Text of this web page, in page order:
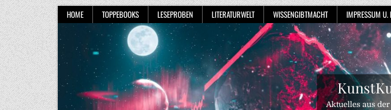
Skip
to
content
HOME TOPPEBOOKS LESEPROBEN LITERATURWELT WISSENGIBTMACHT IMPRESSUM U.
Aktuelles aus